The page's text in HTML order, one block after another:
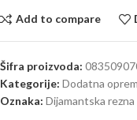
Add to compare
Šifra proizvoda:
Kategorije: Dodatna
Oznaka: Dijamantska